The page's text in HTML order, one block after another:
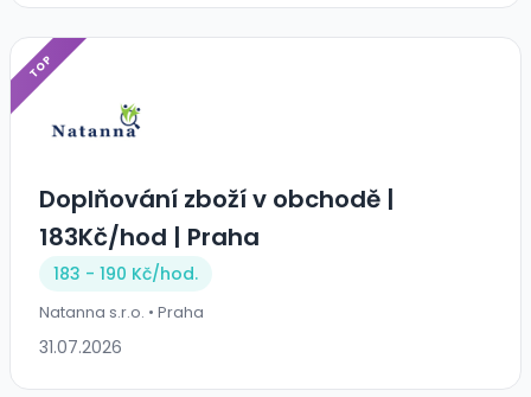
TOP
Doplňování zboží v obchodě |
183Kč/hod | Praha
183 - 190 Kč/hod.
Natanna s.r.o. • Praha
31.07.2026